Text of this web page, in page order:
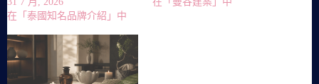
在「泰國知名品牌介紹」中